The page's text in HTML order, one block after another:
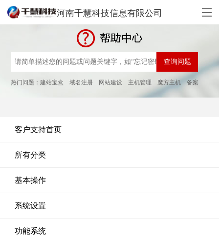
河南千慧科技信息有限公司
热门问题：建站宝盒 域名注册 网站建设 主机管理 魔方主机 备案
客户支持首页
所有分类
基本操作
系统设置
功能系统